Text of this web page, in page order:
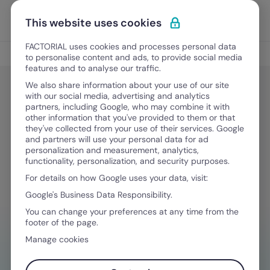
Ir para o conteúdo
Experimente Grátis
Digitalização nos RH
Digitalização nos RH
Consultar recibos de vencimento:
guia prático para colaboradores
Junho 1, 2026· 5 minutos de leitura
PRECISA DE AJUDA PARA GERENCIAR AS
DESPESAS?
This website uses cookies
FACTORIAL uses cookies and processes personal data
to personalise content and ads, to provide social media
features and to analyse our traffic.
We also share information about your use of our site
with our social media, advertising and analytics
partners, including Google, who may combine it with
other information that you've provided to them or that
they've collected from your use of their services. Google
and partners will use your personal data for ad
personalization and measurement, analytics,
functionality, personalization, and security purposes.
For details on how Google uses your data, visit:
Google's Business Data Responsibility.
You can change your preferences at any time from the
footer of the page.
Manage cookies